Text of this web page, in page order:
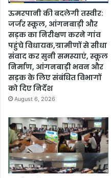
ऊमरपानी की बदलेगी तस्वीर:
जर्जर स्कूल, आंगनबाड़ी और
सड़क का निरीक्षण करने गांव
पहुंचे विधायक,ग्रामीणों से सीधा
संवाद कर सुनी समस्याएं, स्कूल
निर्माण, आंगनबाड़ी भवन और
सड़क के लिए संबंधित विभागों
को दिए निर्देश
August 6, 2026